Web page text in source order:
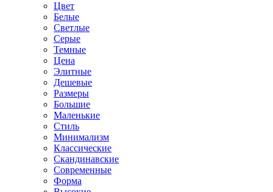
Цвет
Белые
Светлые
Серые
Темные
Цена
Элитные
Дешевые
Размеры
Большие
Маленькие
Стиль
Минимализм
Классические
Скандинавские
Современные
Форма